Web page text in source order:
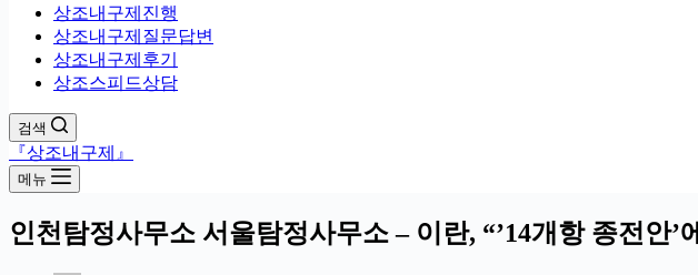
상조내구제진행
상조내구제질문답변
상조내구제후기
상조스피드상담
검색
『상조내구제』
메뉴
인천탐정사무소 서울탐정사무소 – 이란, “’14개항 종전안